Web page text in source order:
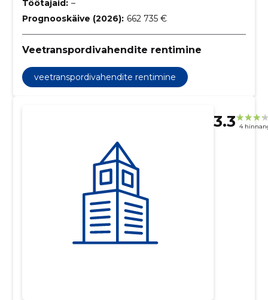
Töötajaid: –
Prognooskäive (2026): 662 735 €
Veetranspordivahendite rentimine
veetranspordivahendite rentimine
3.3 4